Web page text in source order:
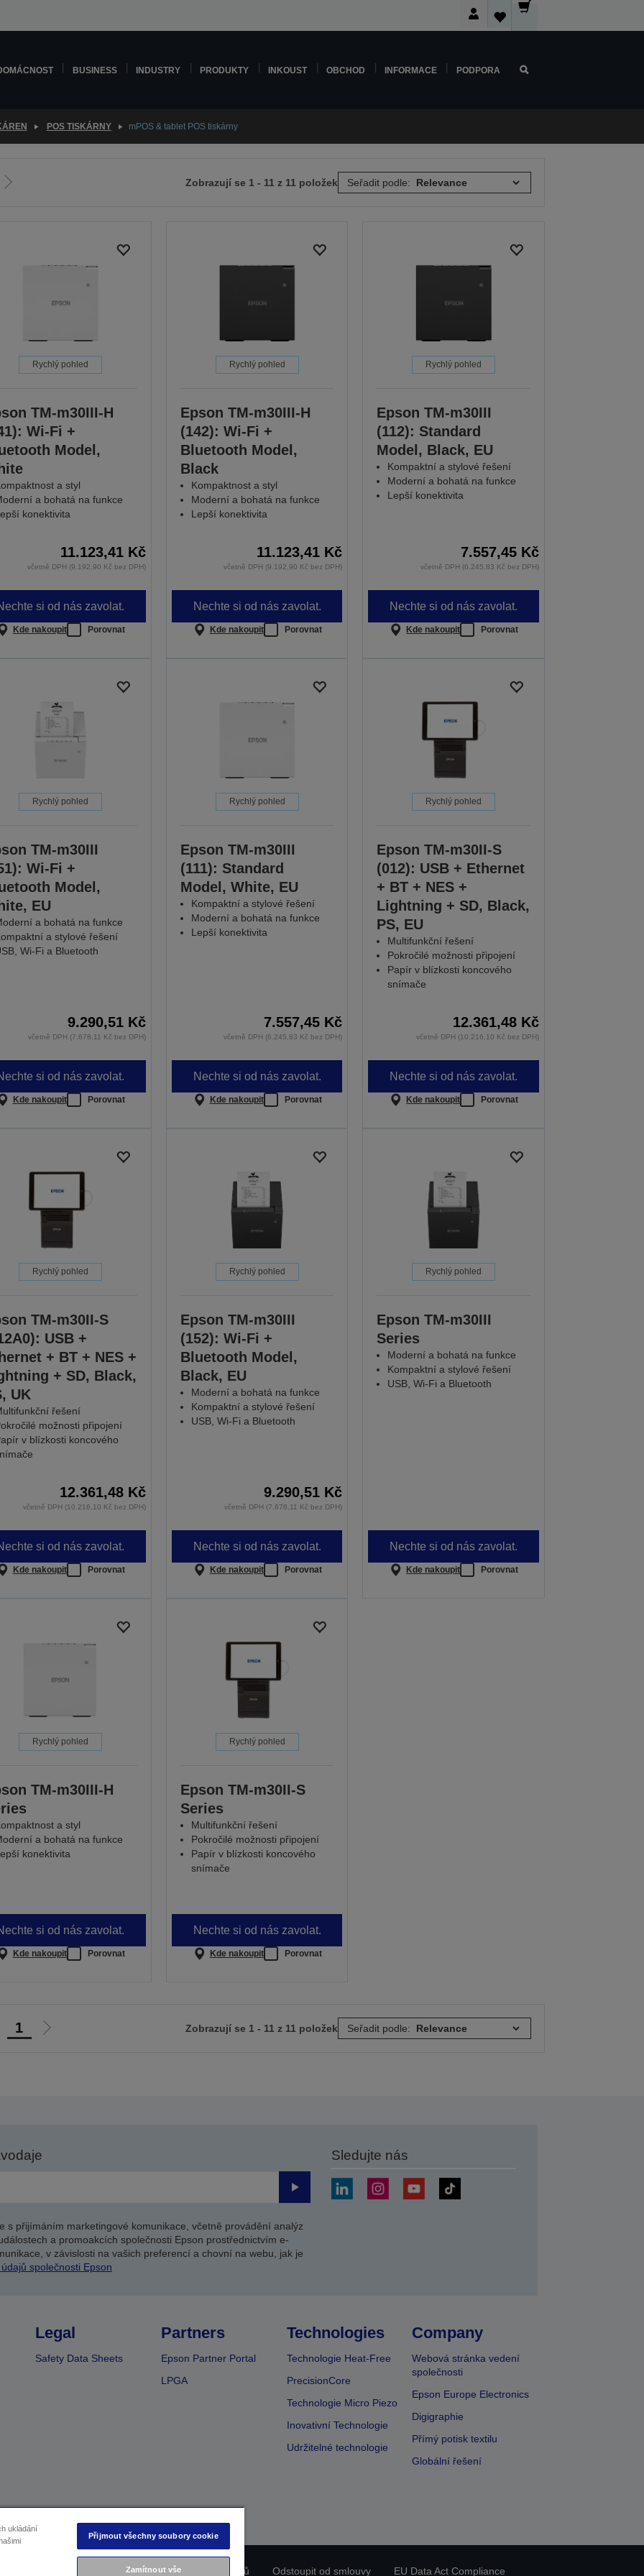
BUSINESS INDUSTRY PRODUKTY INKOUST OBCHOD INFORMACE PODPORA
POS TISKÁRNY mPOS & tablet POS tiskárny
Jít
Zobrazují se 1 - 11 z 11 položek Seřadit podle:
Rychlý pohled
TM-m30III-H
Wi-Fi +
Model,
a styl
a bohatá na funkce
konektivita
11.123,41 Kč
včetně DPH (9.192,90 Kč bez DPH)
si od nás zavolat.
Kde nakoupit Porovnat
Rychlý pohled
Epson TM-m30III-H
(142): Wi-Fi +
Bluetooth Model,
Black
Kompaktnost a styl
Moderní a bohatá na funkce
Lepší konektivita
11.123,41 Kč
včetně DPH (9.192,90 Kč bez DPH)
Nechte si od nás zavolat.
Kde nakoupit Porovnat
Rychlý pohled
Epson TM-m30III
(112): Standard
Model, Black, EU
Kompaktní a stylové řešení
Moderní a bohatá na funkce
Lepší konektivita
7.557,45 Kč
včetně DPH (6.245,83 Kč bez DPH)
Nechte si od nás zavolat.
Kde nakoupit Porovnat
Rychlý pohled
TM-m30III
Wi-Fi +
Model,
EU
a bohatá na funkce
a stylové řešení
Wi-Fi a Bluetooth
9.290,51 Kč
včetně DPH (7.678,11 Kč bez DPH)
si od nás zavolat.
Kde nakoupit Porovnat
Rychlý pohled
Epson TM-m30III
(111): Standard
Model, White, EU
Kompaktní a stylové řešení
Moderní a bohatá na funkce
Lepší konektivita
7.557,45 Kč
včetně DPH (6.245,83 Kč bez DPH)
Nechte si od nás zavolat.
Kde nakoupit Porovnat
Rychlý pohled
Epson TM-m30II-S
(012): USB + Ethernet
+ BT + NES +
Lightning + SD, Black,
PS, EU
Multifunkční řešení
Pokročilé možnosti připojení
Papír v blízkosti koncového
snímače
12.361,48 Kč
včetně DPH (10.216,10 Kč bez DPH)
Nechte si od nás zavolat.
Kde nakoupit Porovnat
Rychlý pohled
TM-m30II-S
USB +
+ BT + NES +
+ SD, Black,
UK
řešení
možnosti připojení
v blízkosti koncového
12.361,48 Kč
včetně DPH (10.216,10 Kč bez DPH)
si od nás zavolat.
Kde nakoupit Porovnat
Rychlý pohled
Epson TM-m30III
(152): Wi-Fi +
Bluetooth Model,
Black, EU
Moderní a bohatá na funkce
Kompaktní a stylové řešení
USB, Wi-Fi a Bluetooth
9.290,51 Kč
včetně DPH (7.678,11 Kč bez DPH)
Nechte si od nás zavolat.
Kde nakoupit Porovnat
Rychlý pohled
Epson TM-m30III
Series
Moderní a bohatá na funkce
Kompaktní a stylové řešení
USB, Wi-Fi a Bluetooth
Nechte si od nás zavolat.
Kde nakoupit Porovnat
Rychlý pohled
TM-m30III-H
a styl
a bohatá na funkce
konektivita
si od nás zavolat.
Kde nakoupit Porovnat
Rychlý pohled
Epson TM-m30II-S
Series
Multifunkční řešení
Pokročilé možnosti připojení
Papír v blízkosti koncového
snímače
Nechte si od nás zavolat.
Kde nakoupit Porovnat
1
Jít
Zobrazují se 1 - 11 z 11 položek Seřadit podle:
Odeslat
s přijímáním marketingové komunikace, včetně provádění analýz
a promoakcích společnosti Epson prostřednictvím e-
v závislosti na vašich preferencí a chovní na webu, jak je
společnosti Epson
Sledujte nás
Legal
Safety Data Sheets
Partners
Epson Partner Portal
LPGA
Technologies
Technologie Heat-Free
PrecisionCore
Technologie Micro Piezo
Inovativní Technologie
Udržitelné technologie
Company
Webová stránka vedení
společnosti
Epson Europe Electronics
Digigraphie
Přímý potisk textilu
Globální řešení
Prohlášení o ochraně osobních údajů Odstoupit od smlouvy EU Data Act Compliance
ukládání
Přijmout všechny soubory cookie
Zamítnout vše